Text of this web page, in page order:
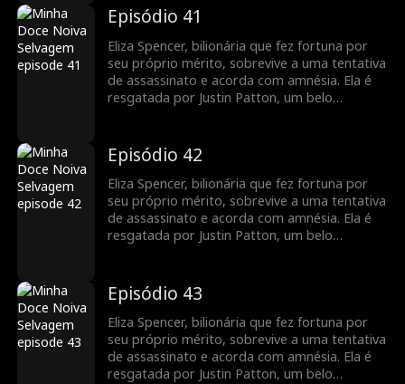
bilionário fingindo ser uma pessoa com
deficiência. Quando recupera a memória, ela
mantém sua identidade em segredo para
recuperar sua empresa das mãos de sua
família gananciosa e proteger Justin de seu
meio-irmão cruel e de sua madrasta.
Episódio 41
Eliza Spencer, bilionária que fez fortuna por
seu próprio mérito, sobrevive a uma tentativa
de assassinato e acorda com amnésia. Ela é
resgatada por Justin Patton, um belo
bilionário fingindo ser uma pessoa com
deficiência. Quando recupera a memória, ela
mantém sua identidade em segredo para
recuperar sua empresa das mãos de sua
família gananciosa e proteger Justin de seu
meio-irmão cruel e de sua madrasta.
Episódio 42
Eliza Spencer, bilionária que fez fortuna por
seu próprio mérito, sobrevive a uma tentativa
de assassinato e acorda com amnésia. Ela é
resgatada por Justin Patton, um belo
bilionário fingindo ser uma pessoa com
deficiência. Quando recupera a memória, ela
mantém sua identidade em segredo para
recuperar sua empresa das mãos de sua
família gananciosa e proteger Justin de seu
meio-irmão cruel e de sua madrasta.
Episódio 43
Eliza Spencer, bilionária que fez fortuna por
seu próprio mérito, sobrevive a uma tentativa
de assassinato e acorda com amnésia. Ela é
resgatada por Justin Patton, um belo